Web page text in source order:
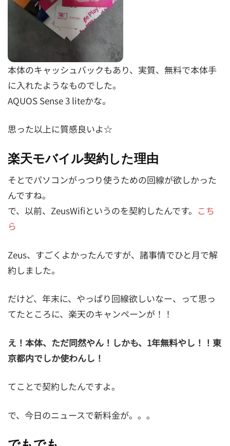
本体のキャッシュバックもあり、実質、無料で本体手
に入れたようなものでした。
AQUOS Sense 3 liteかな。
思った以上に質感良いよ☆
楽天モバイル契約した理由
そとでパソコンがっつり使うための回線が欲しかった
んですね。
で、以前、ZeusWifiというのを契約したんです。 こち
ら
Zeus、すごくよかったんですが、諸事情でひと月で解
約しました。
だけど、年末に、やっぱり回線欲しいなー、って思っ
てたところに、楽天のキャンペーンが！！
え！本体、ただ同然やん！しかも、1年無料やし！！東
京都内でしか使わんし！
てことで契約したんですよ。
で、今日のニュースで新料金が。。。